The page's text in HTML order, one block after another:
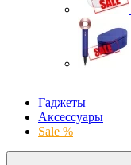
Гаджеты
Аксессуары
Sale %